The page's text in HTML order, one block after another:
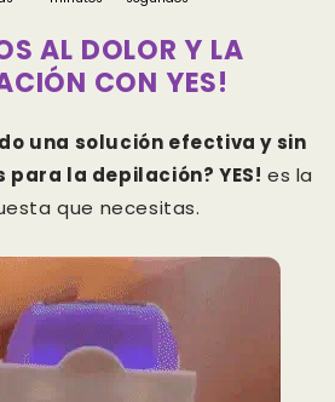
AL DOLOR Y LA
CON YES!
una solución efectiva y sin
para la depilación? YES! es la
que necesitas.